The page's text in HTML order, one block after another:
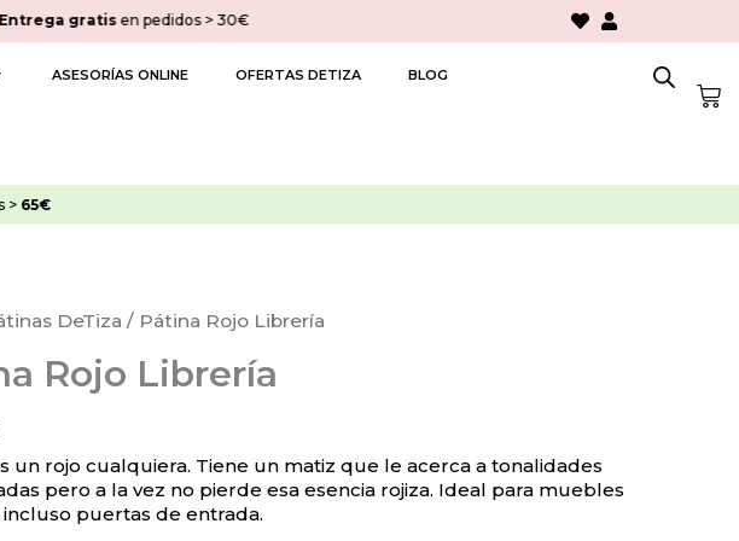
gratisen pedidos > 30€
DECORACIÓN
ASESORÍAS ONLINE OFERTAS DETIZA BLOG
DeTiza / Pátina Rojo Librería
Rojo Librería
un rojo cualquiera. Tiene un matiz que le acerca a tonalidades
pero a la vez no pierde esa esencia rojiza. Ideal para muebles
puertas de entrada.